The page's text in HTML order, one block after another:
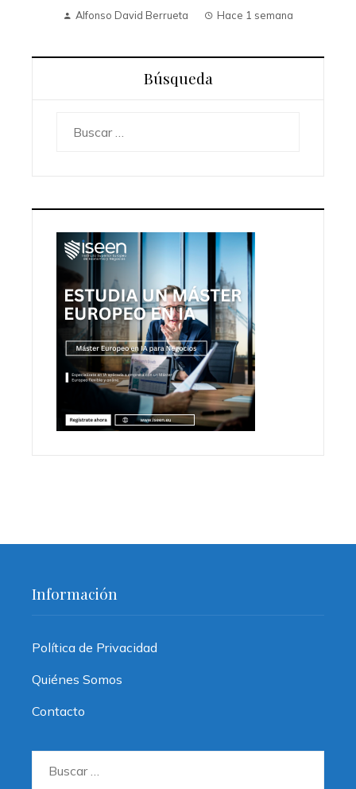
Alfonso David Berrueta Hace 1 semana
Búsqueda
Información
Política de Privacidad
Quiénes Somos
Contacto